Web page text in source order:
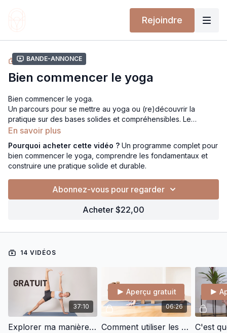
Rejoindre
Bande-annonce
COLLECTION
Bien commencer le yoga
Bien commencer le yoga.
Un parcours pour se mettre au yoga ou (re)découvrir la
pratique sur des bases solides et compréhensibles. Le
programme propose des vidéos détaillées et un livret pour
Respirations, principes fondamentaux, salutation au soleil et
construction progressive vers des flows plus fluides. Une
approche moderne, appuyée sur les connaissances
anatomiques actuelles, pour s’approprier le yoga et l’intégrer
dans le quotidien.
En savoir plus
Pourquoi acheter cette vidéo ? Un programme complet pour
bien commencer le yoga, comprendre les fondamentaux et
construire une pratique solide et durable.
Abonnez-vous pour regarder
Acheter $22,00
14 VIDÉOS
37:10
Explorer ma manière d’enseigner : un yoga par paliers
06:26
Aperçu gratuit
Comment utiliser les accessoires de yoga ?